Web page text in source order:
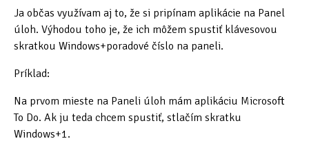
Ja občas využívam aj to, že si pripínam aplikácie na Panel
úloh. Výhodou toho je, že ich môžem spustiť klávesovou
skratkou Windows+poradové číslo na paneli.
Príklad:
Na prvom mieste na Paneli úloh mám aplikáciu Microsoft
To Do. Ak ju teda chcem spustiť, stlačím skratku
Windows+1.